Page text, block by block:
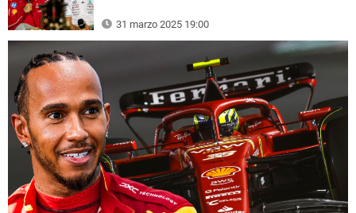
31 marzo 2025 19:00